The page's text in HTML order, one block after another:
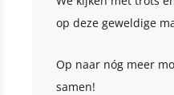
op deze geweldige
Op naar nóg meer
samen!